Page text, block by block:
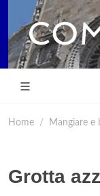
Home Mangiare e
Grotta